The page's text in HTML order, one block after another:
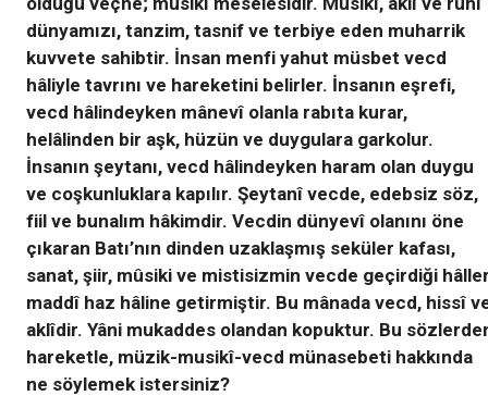
dünyamızı, tanzim, tasnif ve terbiye eden muharrik
kuvvete sahibtir. İnsan menfi yahut müsbet vecd
hâliyle tavrını ve hareketini belirler. İnsanın eşrefi,
vecd hâlindeyken mânevî olanla rabıta kurar,
helâlinden bir aşk, hüzün ve duygulara garkolur.
İnsanın şeytanı, vecd hâlindeyken haram olan duygu
ve coşkunluklara kapılır. Şeytanî vecde, edebsiz söz,
fiil ve bunalım hâkimdir. Vecdin dünyevî olanını öne
çıkaran Batı’nın dinden uzaklaşmış seküler kafası,
sanat, şiir, mûsiki ve mistisizmin vecde geçirdiği
maddî haz hâline getirmiştir. Bu mânada vecd, hissî
aklîdir. Yâni mukaddes olandan kopuktur. Bu
hareketle, müzik-musikî-vecd münasebeti hakkında
ne söylemek istersiniz?